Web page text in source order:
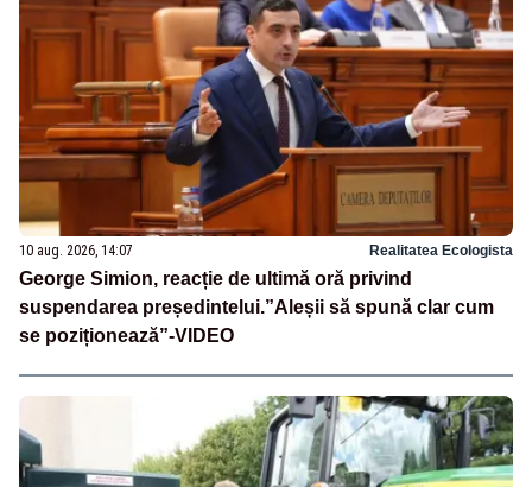
10 aug. 2026, 14:07 Realitatea Ecologista
George Simion, reacție de ultimă oră privind
suspendarea președintelui.”Aleșii să spună clar cum
se poziționează”-VIDEO